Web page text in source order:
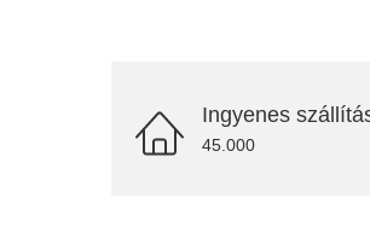
Ingyenes
45.000